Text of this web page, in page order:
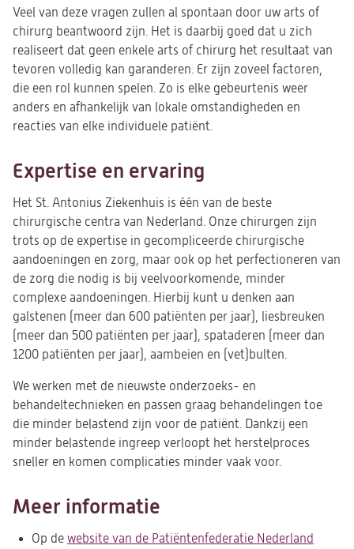
Veel van deze vragen zullen al spontaan door uw arts of
chirurg beantwoord zijn. Het is daarbij goed dat u zich
realiseert dat geen enkele arts of chirurg het resultaat van
tevoren volledig kan garanderen. Er zijn zoveel factoren,
die een rol kunnen spelen. Zo is elke gebeurtenis weer
anders en afhankelijk van lokale omstandigheden en
reacties van elke individuele patiënt.
Expertise en ervaring
Het St. Antonius Ziekenhuis is één van de beste
chirurgische centra van Nederland. Onze chirurgen zijn
trots op de expertise in gecompliceerde chirurgische
aandoeningen en zorg, maar ook op het perfectioneren van
de zorg die nodig is bij veelvoorkomende, minder
complexe aandoeningen. Hierbij kunt u denken aan
galstenen (meer dan 600 patiënten per jaar), liesbreuken
(meer dan 500 patiënten per jaar), spataderen (meer dan
1200 patiënten per jaar), aambeien en (vet)bulten.
We werken met de nieuwste onderzoeks- en
behandeltechnieken en passen graag behandelingen toe
die minder belastend zijn voor de patiënt. Dankzij een
minder belastende ingreep verloopt het herstelproces
sneller en komen complicaties minder vaak voor.
Meer informatie
Op de website van de Patiëntenfederatie Nederland